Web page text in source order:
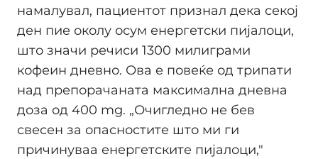
намалувал, пациентот признал дека секој
ден пие околу осум енергетски пијалоци,
што значи речиси 1300 милиграми
кофеин дневно. Ова е повеќе од трипати
над препорачаната максимална дневна
доза од 400 mg. „Очигледно не бев
свесен за опасностите што ми ги
причинуваа енергетските пијалоци,"